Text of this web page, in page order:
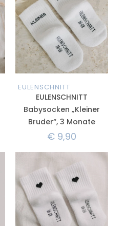
EULENSCHNITT
EULENSCHNITT
Babysocken „Kleiner
Bruder“, 3 Monate
€ 9,90